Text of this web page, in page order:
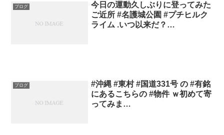
ブログ
今日の運動久しぶりに登ってみた
ご近所 #名護城公園 #プチヒルク
ライム .いつ以来だ？…
ブログ
#沖縄 #東村 #国道331号 の #有銘
にあるこちらの #物件 ｗ初めて寄
ってみま…